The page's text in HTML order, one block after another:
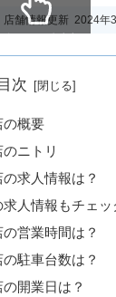
舗情報更新 2024年
クロールできます
目次
の概要
ニトリ
求人情報は？
人情報もチェッ
営業時間は？
駐車台数は？
開業日は？